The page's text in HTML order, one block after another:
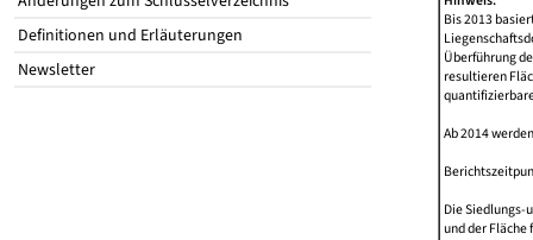
Definitionen und Erläuterungen
Newsletter
Bis 2013
Überführung
resultieren
Ab 2014
Die Siedlungs-
und der Fläche